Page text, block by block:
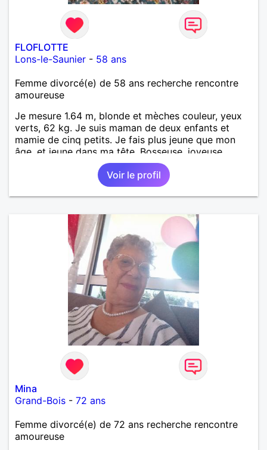
FLOFLOTTE
Lons-le-Saunier - 58 ans
Femme divorcé(e) de 58 ans recherche rencontre
amoureuse
Je mesure 1.64 m, blonde et mèches couleur, yeux
verts, 62 kg. Je suis maman de deux enfants et
mamie de cinq petits. Je fais plus jeune que mon
âge, et jeune dans ma tête. Bosseuse, joyeuse,
sensible, bienveillante, aimant aller danser ou rester
tranquille à la maison. Balades, bricolage... j'ai un
chien. Je suis AES de métier et j'exerce à mon
compte. PAT votre num merci.
Voir le profil
Mina
Grand-Bois - 72 ans
Femme divorcé(e) de 72 ans recherche rencontre
amoureuse